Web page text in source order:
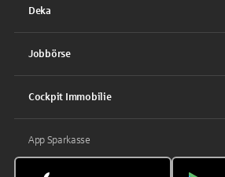
Deka
Jobbörse
Cockpit Immobilie
App Sparkasse